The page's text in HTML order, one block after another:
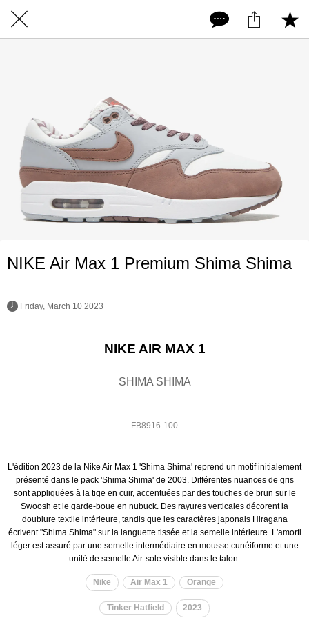
NIKE Air Max 1 Premium Shima Shima
Friday, March 10 2023
NIKE AIR MAX 1
SHIMA SHIMA
FB8916-100
L'édition 2023 de la Nike Air Max 1 'Shima Shima' reprend un motif initialement
présenté dans le pack 'Shima Shima' de 2003. Différentes nuances de gris
sont appliquées à la tige en cuir, accentuées par des touches de brun sur le
Swoosh et le garde-boue en nubuck. Des rayures verticales décorent la
doublure textile intérieure, tandis que les caractères japonais Hiragana
écrivent "Shima Shima" sur la languette tissée et la semelle intérieure. L'amorti
léger est assuré par une semelle intermédiaire en mousse cunéiforme et une
unité de semelle Air-sole visible dans le talon.
Nike Air Max 1 Orange
Tinker Hatfield 2023